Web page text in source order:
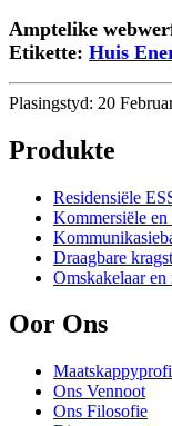
Amptelike
Etikette: Huis
Plasingstyd: 20
Produkte
Residensiële
Kommersiële
Draagbare
Omskakelaar en
Oor Ons
Ons Vennoot
Ons Filosofie